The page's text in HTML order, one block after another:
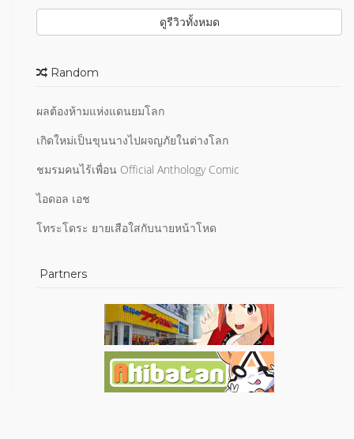
ดูรีวิวทั้งหมด
Random
ผลต้องห้ามแห่งแดนยมโลก
เกิดใหม่เป็นขุนนางไปผจญภัยในต่างโลก
ชมรมคนไร้เพื่อน Official Anthology Comic
ไอดอล เอช
โทระโดระ ยายเสือใสกับนายหน้าโหด
Partners